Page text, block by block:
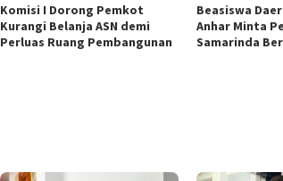
Komisi I Dorong Pemkot
Kurangi Belanja ASN demi
Perluas Ruang Pembangunan
Beasiswa
Anhar Minta
Samarinda